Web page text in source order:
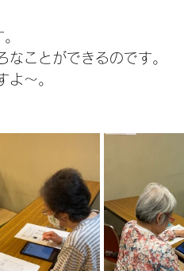
ことができるのです。
よ〜。